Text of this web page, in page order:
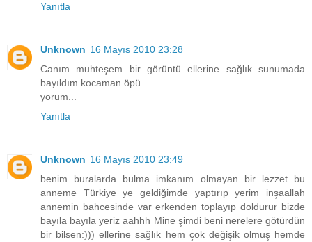
Yanıtla
Unknown 16 Mayıs 2010 23:28
Canım muhteşem bir görüntü ellerine sağlık sunumada
bayıldım kocaman öpü
yorum...
Yanıtla
Unknown 16 Mayıs 2010 23:49
benim buralarda bulma imkanım olmayan bir lezzet bu
anneme Türkiye ye geldiğimde yaptırıp yerim inşaallah
annemin bahcesinde var erkenden toplayıp doldurur bizde
bayıla bayıla yeriz aahhh Mine şimdi beni nerelere götürdün
bir bilsen:))) ellerine sağlık hem çok değişik olmuş hemde